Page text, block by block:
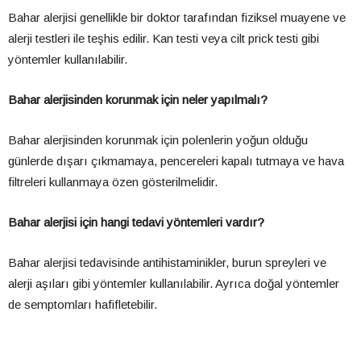
Bahar alerjisi genellikle bir doktor tarafından fiziksel muayene ve
alerji testleri ile teşhis edilir. Kan testi veya cilt prick testi gibi
yöntemler kullanılabilir.
Bahar alerjisinden korunmak için neler yapılmalı?
Bahar alerjisinden korunmak için polenlerin yoğun olduğu
günlerde dışarı çıkmamaya, pencereleri kapalı tutmaya ve hava
filtreleri kullanmaya özen gösterilmelidir.
Bahar alerjisi için hangi tedavi yöntemleri vardır?
Bahar alerjisi tedavisinde antihistaminikler, burun spreyleri ve
alerji aşıları gibi yöntemler kullanılabilir. Ayrıca doğal yöntemler
de semptomları hafifletebilir.